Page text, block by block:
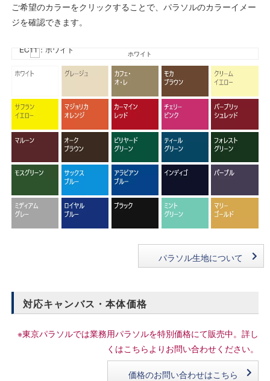
ご希望のカラーをクリックすることで、パラソルのカラーイメー
ジを確認できます。
EC11：ホワイト
パラソル生地について
対応キャンバス・本体価格
※東京パラソルでは業務用パラソルを特別価格にて販売中。詳し
くはこちらよりお問い合わせください。
価格のお問い合わせはこちら